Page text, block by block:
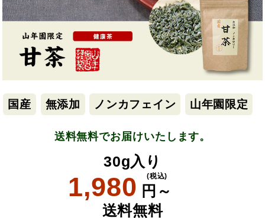
国産 無添加 ノンカフェイン 山年園限定
送料無料でお届けいたします。
30g入り
1,980 円～
(税込)
送料無料